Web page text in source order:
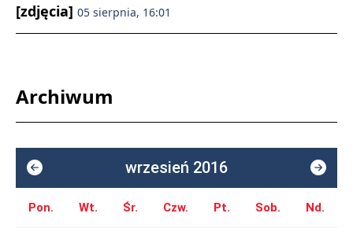
[zdjęcia] 05 sierpnia, 16:01
Archiwum
wrzesień 2016
Pon. Wt. Śr. Czw. Pt. Sob. Nd.